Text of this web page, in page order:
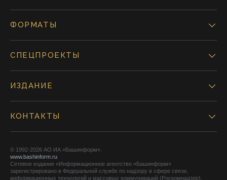
ФОРМАТЫ
СПЕЦПРОЕКТЫ
ИЗДАНИЕ
КОНТАКТЫ
© 1992-2026 АО ИА «Башинформ».
www.bashinform.ru
Сетевое издание «Информационное агентство «Башинформ»
зарегистрировано в Федеральной службе по надзору в сфере связи,
информационных технологий и массовых коммуникаций (Роскомнадзор),